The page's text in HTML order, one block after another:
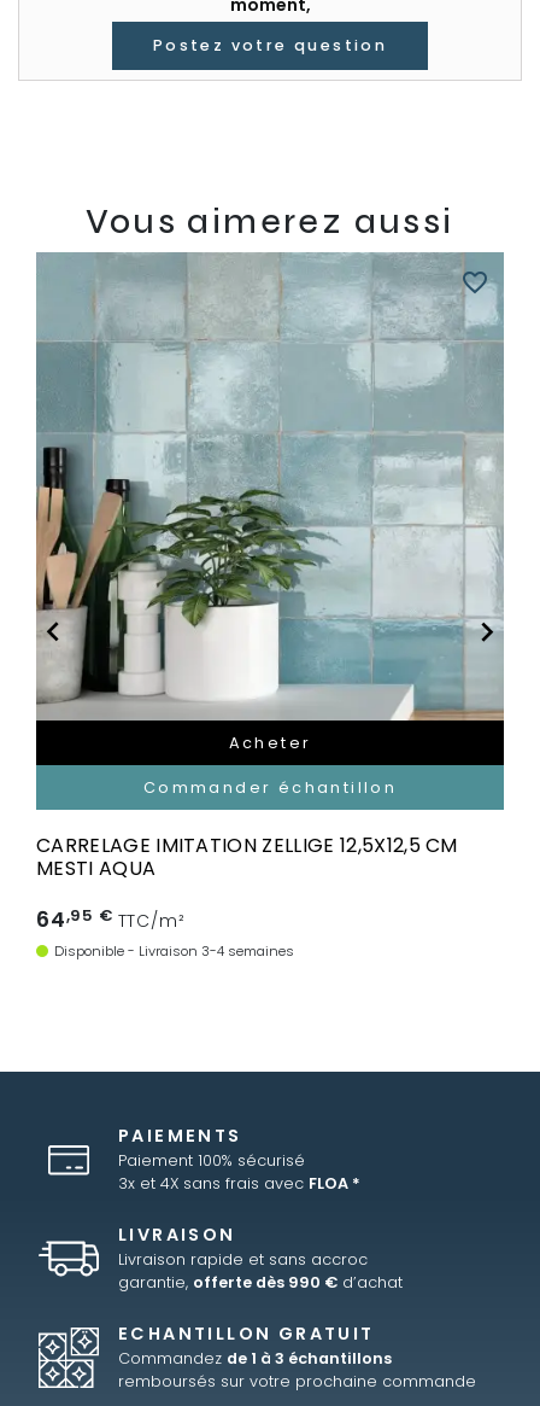
Postez votre question
Vous aimerez aussi

Acheter
Commander échantillon
favorite_border
CARRELAGE IMITATION ZELLIGE 12,5X12,5 CM
MESTI AQUA
64,95 € TTC/m²
Disponible - Livraison 3-4 semaines

PAIEMENTS
Paiement 100% sécurisé
3x et 4X sans frais avec FLOA *
LIVRAISON
Livraison rapide et sans accroc
garantie, offerte dès 990 € d’achat
ECHANTILLON GRATUIT
Commandez de 1 à 3 échantillons
remboursés sur votre prochaine commande